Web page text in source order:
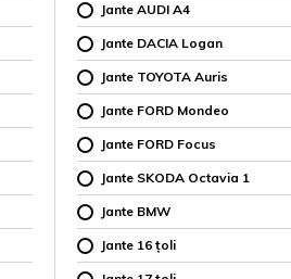
Jante AUDI A4
Jante DACIA Logan
Jante TOYOTA Auris
Jante FORD Mondeo
Jante FORD Focus
Jante SKODA Octavia 1
Jante BMW
Jante 16 țoli